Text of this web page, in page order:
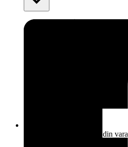
Ersättning om du inte får din vara